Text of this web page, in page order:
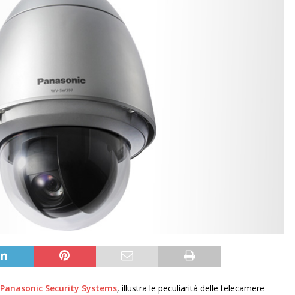
Panasonic Security Systems, illustra le peculiarità delle telecamere